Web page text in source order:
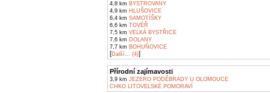
4,8 km BYSTROVANY
4,9 km HLUŠOVICE
6,4 km SAMOTÍŠKY
6,6 km TOVÉŘ
7,5 km VELKÁ BYSTŘICE
7,6 km DOLANY
7,7 km BOHUŇOVICE
[Další... (4)]
Přírodní zajímavosti
3,9 km JEZERO PODĚBRADY U OLOMOUCE
CHKO LITOVELSKÉ POMORAVÍ